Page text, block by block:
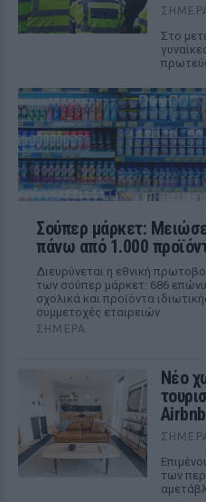
Στο
Σούπερ μάρκετ:
πάνω από 1.000
Διευρύνεται η εθνική
των σούπερ μάρκετ: 686
σχολικά και προϊόντα
συμμετοχές εταιρειών
ΣΉΜΕΡΑ
Νέο
των